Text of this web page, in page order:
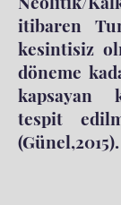
itibaren
kesintisiz
döneme
kapsayan
tespit
(Günel,2015).